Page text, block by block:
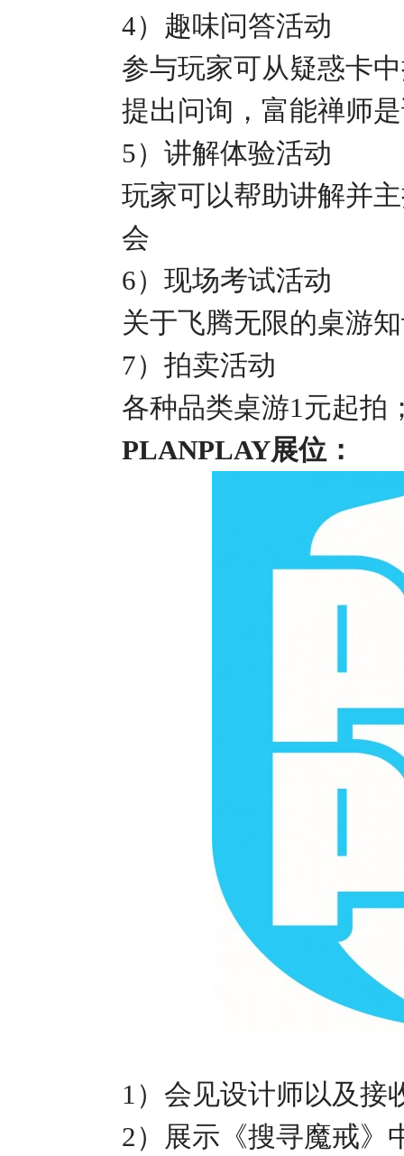
4）趣味问答活动
参与玩家可从疑惑卡
提出问询，富能禅师
5）讲解体验活动
玩家可以帮助讲解并
会
6）现场考试活动
关于飞腾无限的桌游
7）拍卖活动
各种品类桌游1元起拍
PLANPLAY展位：
1 ）会见设计师以及接
2 ）展示《搜寻魔戒》